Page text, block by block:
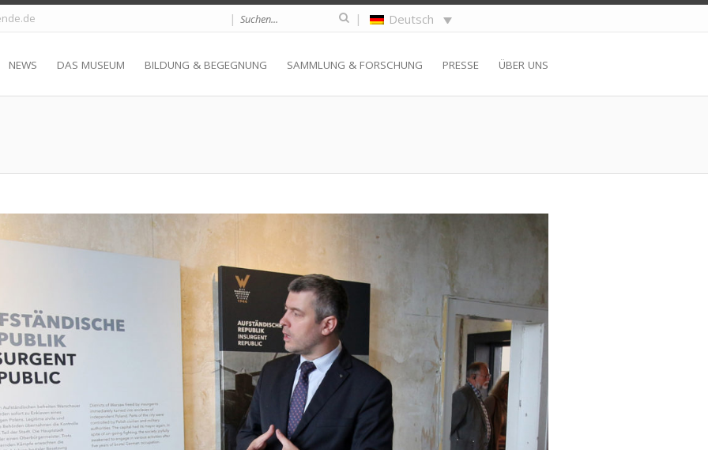
| | Deutsch
NEWS DAS MUSEUM BILDUNG & BEGEGNUNG SAMMLUNG & FORSCHUNG PRESSE ÜBER UNS